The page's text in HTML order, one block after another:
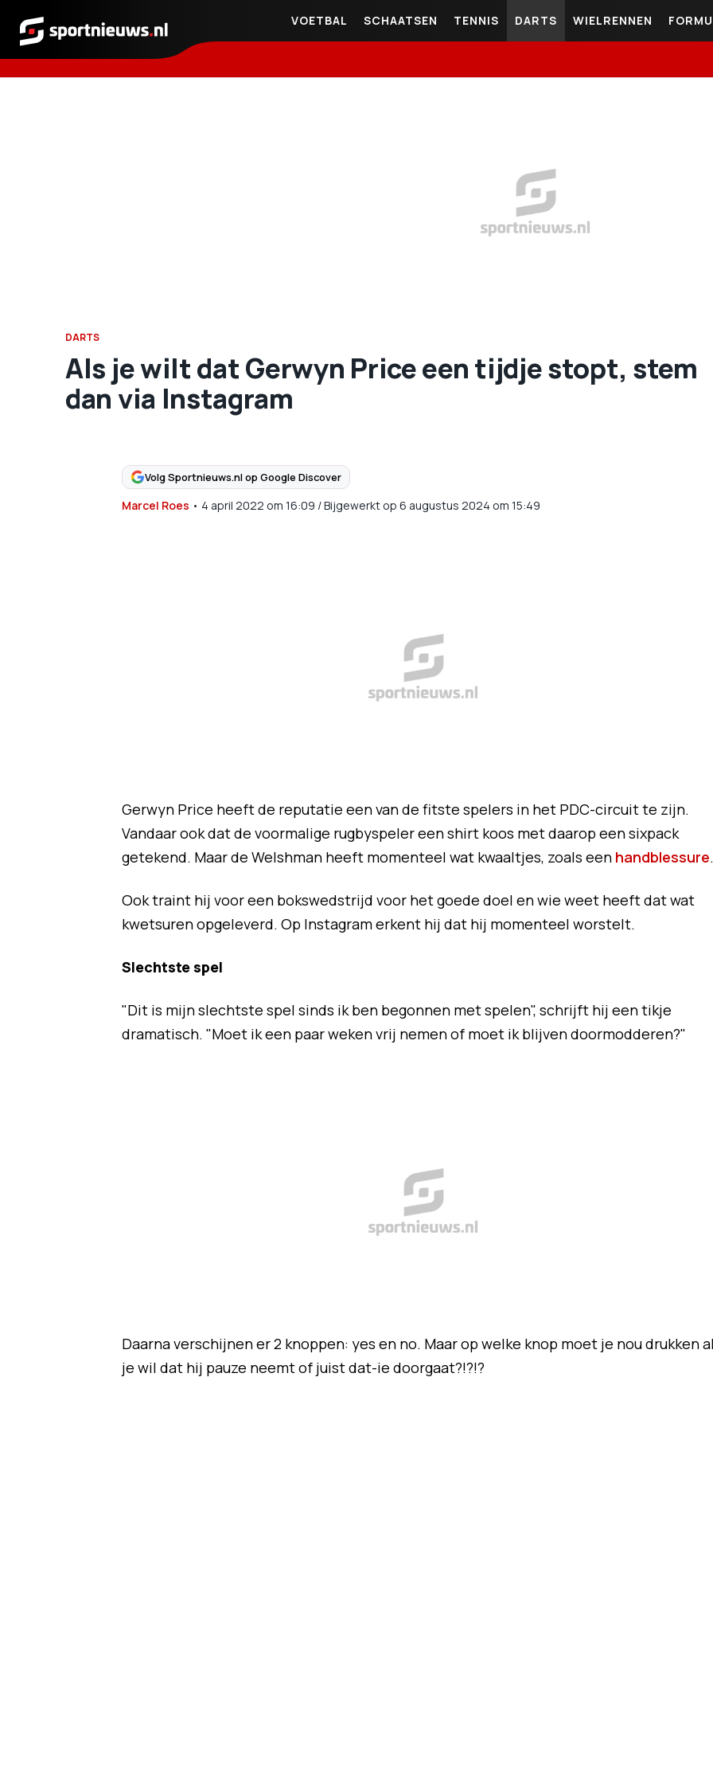
Sportnieuws.nl
VOETBAL SCHAATSEN TENNIS DARTS WIELRENNEN
DARTS
Als je wilt dat Gerwyn Price een tijdje stopt, stem
dan via Instagram
Volg Sportnieuws.nl op Google Discover
Marcel Roes • 4 april 2022 om 16:09 /Bijgewerkt op 6 augustus 2024 om 15:49
Gerwyn Price heeft de reputatie een van de fitste spelers in het PDC-circuit te zijn.
Vandaar ook dat de voormalige rugbyspeler een shirt koos met daarop een sixpack
getekend. Maar de Welshman heeft momenteel wat kwaaltjes, zoals een handblessure.
Ook traint hij voor een bokswedstrijd voor het goede doel en wie weet heeft dat wat
kwetsuren opgeleverd. Op Instagram erkent hij dat hij momenteel worstelt.
Slechtste spel
"Dit is mijn slechtste spel sinds ik ben begonnen met spelen", schrijft hij een tikje
dramatisch. "Moet ik een paar weken vrij nemen of moet ik blijven doormodderen?"
Daarna verschijnen er 2 knoppen: yes en no. Maar op welke knop moet je nou drukken
je wil dat hij pauze neemt of juist dat-ie doorgaat?!?!?